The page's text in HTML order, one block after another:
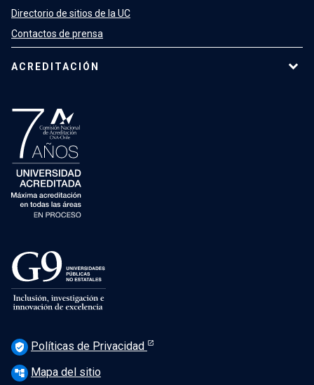
Directorio de sitios de la UC
Contactos de prensa
ACREDITACIÓN
verified_user Políticas de Privacidad
account_tree Mapa del sitio